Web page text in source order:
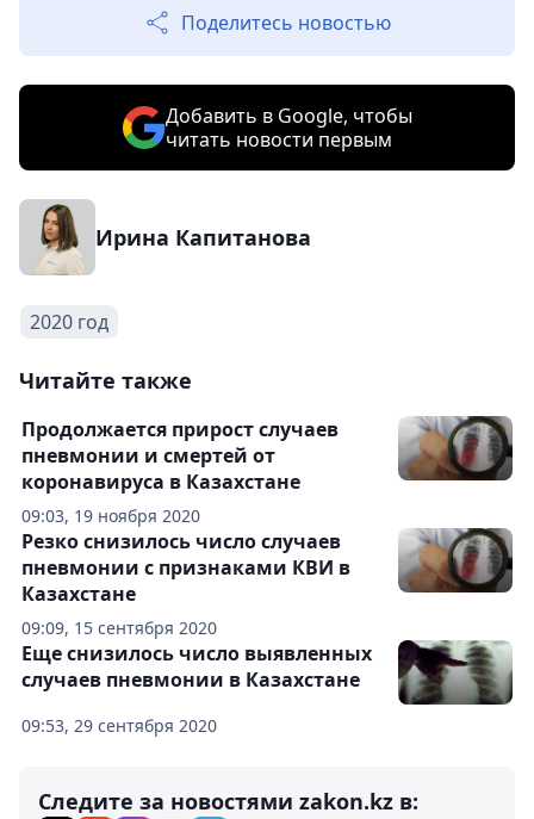
Поделитесь новостью
Добавить в Google, чтобы
читать новости первым
Ирина Капитанова
2020 год
Читайте также
09:03, 19 ноября 2020
Продолжается прирост случаев
пневмонии и смертей от
коронавируса в Казахстане
09:09, 15 сентября 2020
Резко снизилось число случаев
пневмонии с признаками КВИ в
Казахстане
09:53, 29 сентября 2020
Еще снизилось число выявленных
случаев пневмонии в Казахстане
Следите за новостями zakon.kz в: